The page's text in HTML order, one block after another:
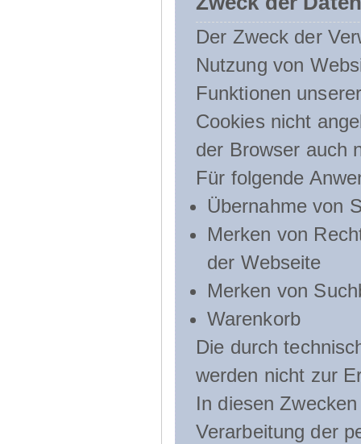
Der Zweck der
Nutzung von
Funktionen
Cookies nicht
der Browser auch
Für folgende
Übernahme von
Merken von
der Webseite
Merken von
Warenkorb
Die durch
werden nicht zur
In diesen
Verarbeitung der